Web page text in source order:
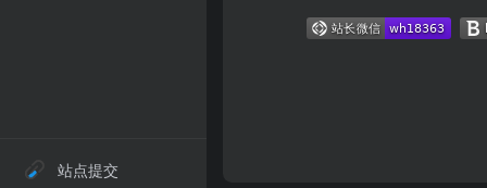
站点提交